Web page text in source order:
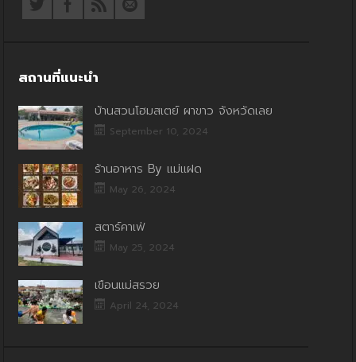
สถานที่แนะนำ
บ้านสวนโฮมสเตย์ ผาขาว จังหวัดเลย
September 10, 2024
ร้านอาหาร By แม่แฝด
May 26, 2024
สตาร์คาเฟ่
May 25, 2024
เขื่อนแม่สรวย
April 24, 2024